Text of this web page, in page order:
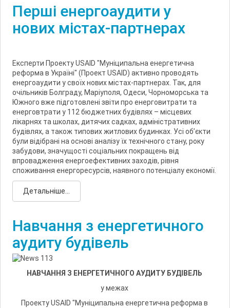
Перші енергоаудити у
нових містах-партнерах
Експерти Проекту USAID "Муніципальна енергетична
реформа в Україні" (Проект USAID) активно проводять
енергоаудити у своїх нових містах-партнерах. Так, для
очільників Болграду, Маріуполя, Одеси, Чорноморська та
Южного вже підготовлені звіти про енерговитрати та
енерговтрати у 112 бюджетних будівлях – місцевих
лікарнях та школах, дитячих садках, адміністративних
будівлях, а також типових житлових будинках. Усі об’єкти
були відібрані на основі аналізу їх технічного стану, року
забудови, значущості соціальних покращень від
впровадження енергоефективних заходів, рівня
споживання енергоресурсів, наявного потенціалу економії.
Детальніше...
Навчання з енергетичного
аудиту будівель
НАВЧАННЯ З ЕНЕРГЕТИЧНОГО АУДИТУ БУДІВЕЛЬ
у межах
Проекту USAID "Муніципальна енергетична реформа в